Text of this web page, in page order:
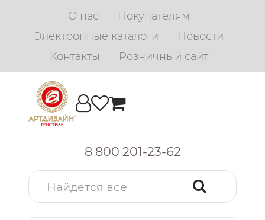
О нас
Покупателям
Электронные каталоги
Новости
Контакты
Розничный сайт
8 800 201-23-62